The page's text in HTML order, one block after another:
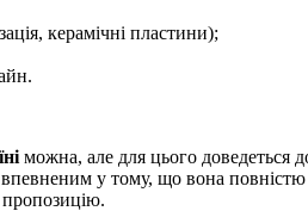
керамічні пластини);
можна, але для цього доведеться
впевненим у тому, що вона